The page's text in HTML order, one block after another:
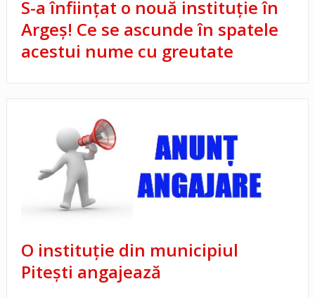
S-a înființat o nouă instituție în
Argeș! Ce se ascunde în spatele
acestui nume cu greutate
O instituție din municipiul
Pitești angajează